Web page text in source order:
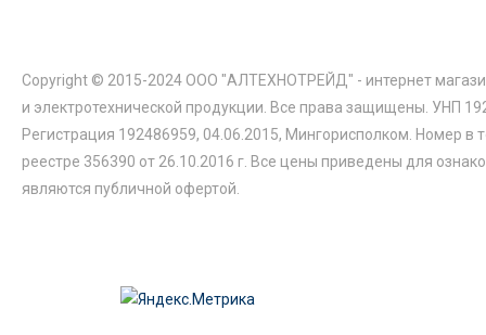
Copyright © 2015-2024 ООО "АЛТЕХНОТРЕЙД" - интернет
и электротехнической продукции. Все права защищены. УНП
Регистрация 192486959, 04.06.2015, Мингорисполком. Номер в
реестре 356390 от 26.10.2016 г. Все цены приведены для
являются публичной офертой.